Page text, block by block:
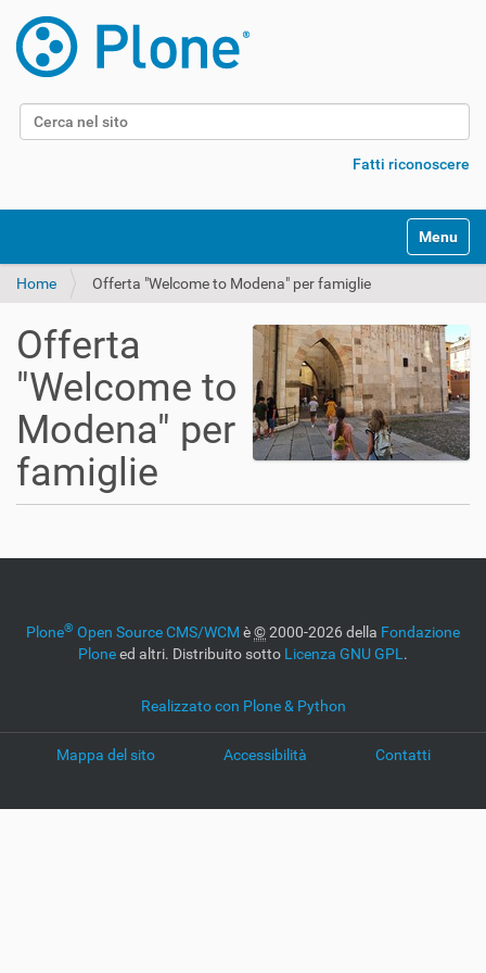
Cerca nel sito
Fatti riconoscere
Alterna
Home Offerta "Welcome to Modena" per famiglie
Offerta
"Welcome to
Modena" per
famiglie
Plone® Open Source CMS/WCM è©2000-2026 della Fondazione
Ploneed altri. Distribuito sotto Licenza GNU GPL .
Realizzato con Plone & Python
Mappa del sito Accessibilità Contatti